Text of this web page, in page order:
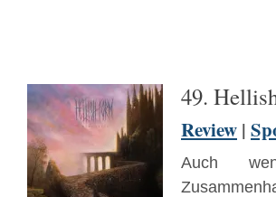
49.
Review |
Auch